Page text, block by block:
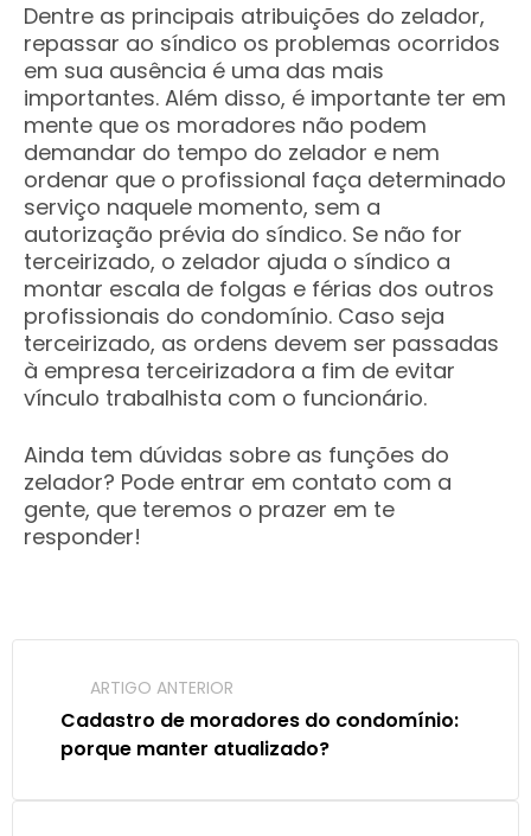
Dentre as principais atribuições do zelador,
repassar ao síndico os problemas ocorridos
em sua ausência é uma das mais
importantes. Além disso, é importante ter em
mente que os moradores não podem
demandar do tempo do zelador e nem
ordenar que o profissional faça determinado
serviço naquele momento, sem a
autorização prévia do síndico. Se não for
terceirizado, o zelador ajuda o síndico a
montar escala de folgas e férias dos outros
profissionais do condomínio. Caso seja
terceirizado, as ordens devem ser passadas
à empresa terceirizadora a fim de evitar
vínculo trabalhista com o funcionário.
Ainda tem dúvidas sobre as funções do
zelador? Pode entrar em contato com a
gente, que teremos o prazer em te
responder!
ARTIGO ANTERIOR
Cadastro de moradores do condomínio:
porque manter atualizado?